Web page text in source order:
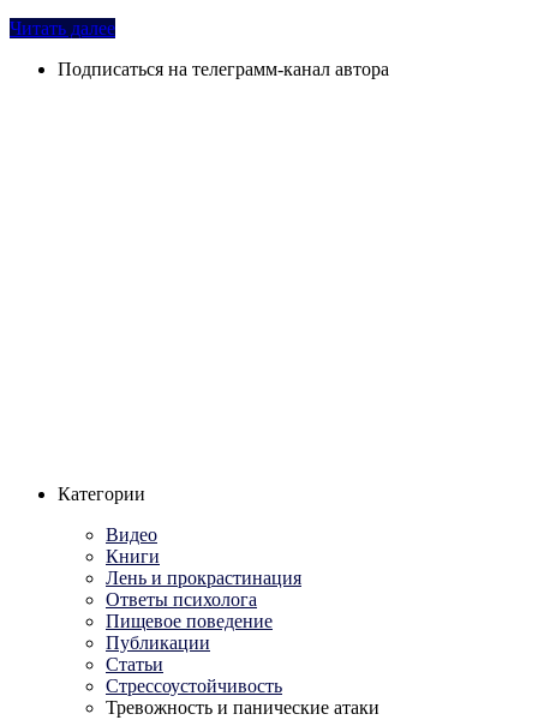
Читать далее
Подписаться на телеграмм-канал автора
Категории
Видео
Книги
Лень и прокрастинация
Ответы психолога
Пищевое поведение
Публикации
Статьи
Стрессоустойчивость
Тревожность и панические атаки